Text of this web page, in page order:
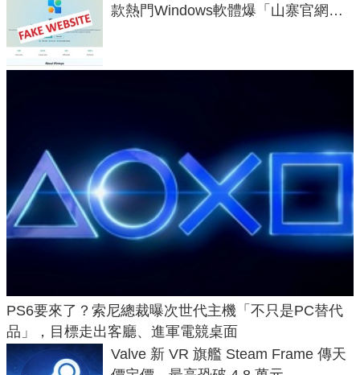
款熱門Windows軟體爆「山寨官網」
PS6要來了？索尼總裁曝次世代主機「不只是PC替代
品」，目標走出客廳、進軍電競桌面
Valve 新 VR 旗艦 Steam Frame 傳天